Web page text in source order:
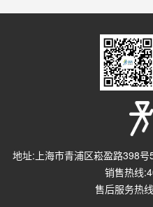
地址:上海市青浦区崧盈路398号
销售热线
售后服务热